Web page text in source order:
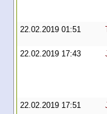
22.02.2019 01:51
22.02.2019 17:43
22.02.2019 17:51